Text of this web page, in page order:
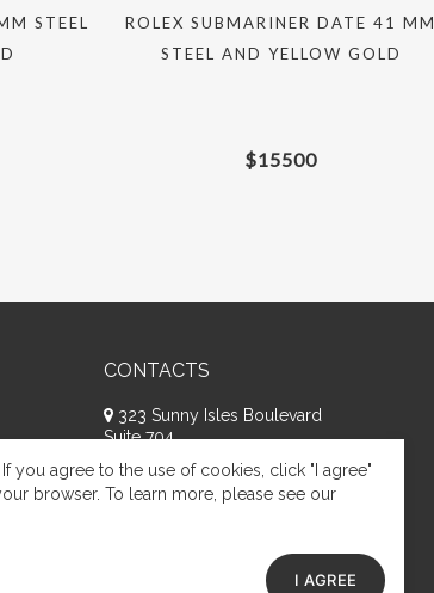
STEEL
ROLEX SUBMARINER DATE 41 MM
STEEL AND YELLOW GOLD
$15500
CONTACTS
323 Sunny Isles Boulevard
Suite 704
Sunny Isles Beach, FL 33160
+1 (786) 809-8074
you agree to the use of cookies, click "I agree"
browser. To learn more, please see our
I AGREE